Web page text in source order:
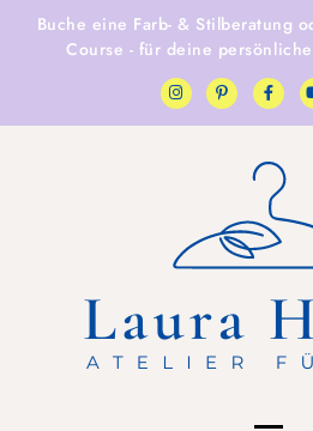
Buche eine Farb- & Stilberatung
Course - für deine